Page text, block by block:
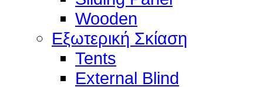
Wooden
Εξωτερική Σκίαση
Tents
External Blind